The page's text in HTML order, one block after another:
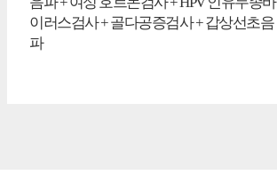
이러스검사 + 골다공증검사 + 갑상선초음
파